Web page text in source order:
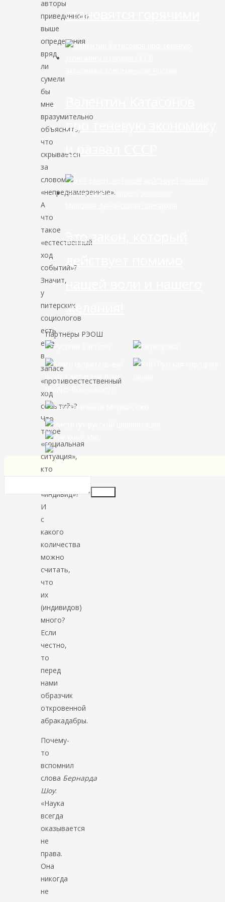
авторы
приведенного
выше
определения
вряд
ли
сумели
бы
мне
вразумительно
объяснить,
что
скрывается
за
словом
«непреднамеренные».
А
что
такое
«естественный
ход
событий»?
Значит,
у
питерских
социологов
есть
еще
в
запасе
«противоестественный
ход
событий»?
Что
такое
«социальная
ситуация»,
кто
«индивид»?
И
с
какого
количества
можно
считать,
что
их
(индивидов)
много?
Если
честно,
то
перед
нами
образчик
откровенной
абракадабры.
Почему-
то
вспомнил
слова Бернарда
Шоу:
«Наука
всегда
оказывается
не
права.
Она
никогда
не
становятся горячими
про теневую экономику
и развал СССР
Это закон, который
действует помимо
нашей воли и нашего
желания!
Партнёры РЭОШ